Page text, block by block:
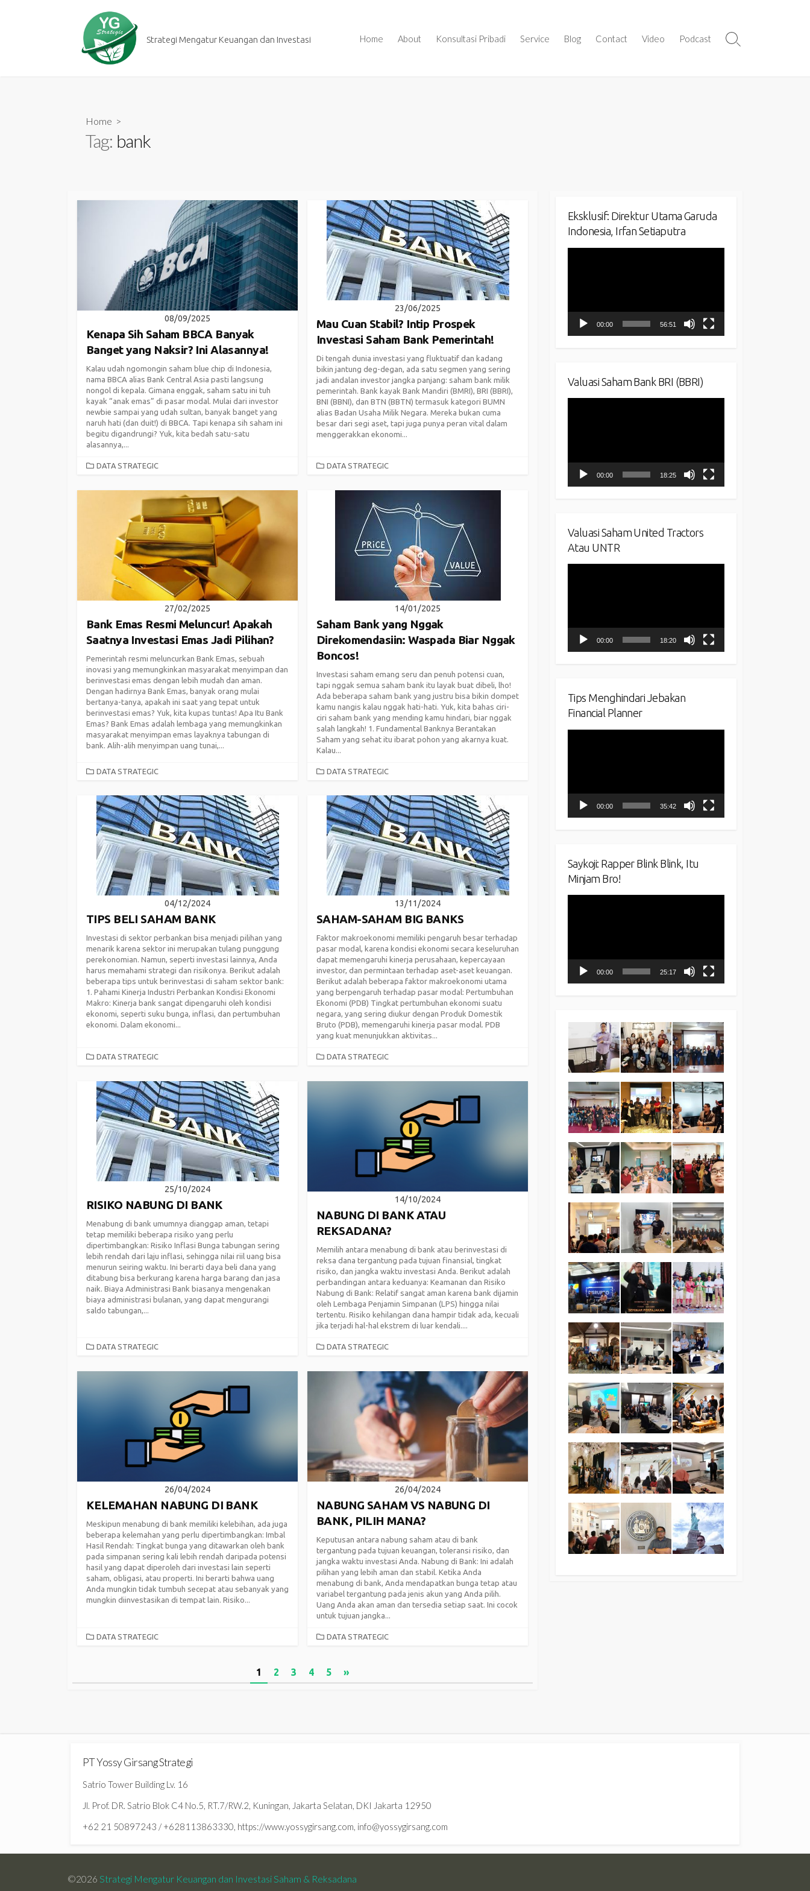
Strategi Mengatur Keuangan dan Investasi Home About Konsultasi Pribadi Service Blog Contact Video Podcast
Search
Home >
Tag: bank
08/09/2025
Kenapa Sih Saham BBCA Banyak
Banget yang Naksir? Ini Alasannya!
Kalau udah ngomongin saham blue chip di Indonesia,
nama BBCA alias Bank Central Asia pasti langsung
nongol di kepala. Gimana enggak, saham satu ini tuh
kayak “anak emas” di pasar modal. Mulai dari investor
newbie sampai yang udah sultan, banyak banget yang
naruh hati (dan duit!) di BBCA. Tapi kenapa sih saham ini
begitu digandrungi? Yuk, kita bedah satu-satu
alasannya,...
CATEGORIES
DATA STRATEGIC
23/06/2025
Mau Cuan Stabil? Intip Prospek
Investasi Saham Bank Pemerintah!
Di tengah dunia investasi yang fluktuatif dan kadang
bikin jantung deg-degan, ada satu segmen yang sering
jadi andalan investor jangka panjang: saham bank milik
pemerintah. Bank kayak Bank Mandiri (BMRI), BRI (BBRI),
BNI (BBNI), dan BTN (BBTN) termasuk kategori BUMN
alias Badan Usaha Milik Negara. Mereka bukan cuma
besar dari segi aset, tapi juga punya peran vital dalam
menggerakkan ekonomi...
CATEGORIES
DATA STRATEGIC
27/02/2025
Bank Emas Resmi Meluncur! Apakah
Saatnya Investasi Emas Jadi Pilihan?
Pemerintah resmi meluncurkan Bank Emas, sebuah
inovasi yang memungkinkan masyarakat menyimpan dan
berinvestasi emas dengan lebih mudah dan aman.
Dengan hadirnya Bank Emas, banyak orang mulai
bertanya-tanya, apakah ini saat yang tepat untuk
berinvestasi emas? Yuk, kita kupas tuntas! Apa Itu Bank
Emas? Bank Emas adalah lembaga yang memungkinkan
masyarakat menyimpan emas layaknya tabungan di
bank. Alih-alih menyimpan uang tunai,...
CATEGORIES
DATA STRATEGIC
14/01/2025
Saham Bank yang Nggak
Direkomendasiin: Waspada Biar Nggak
Boncos!
Investasi saham emang seru dan penuh potensi cuan,
tapi nggak semua saham bank itu layak buat dibeli, lho!
Ada beberapa saham bank yang justru bisa bikin dompet
kamu nangis kalau nggak hati-hati. Yuk, kita bahas ciri-
ciri saham bank yang mending kamu hindari, biar nggak
salah langkah! 1. Fundamental Banknya Berantakan
Saham yang sehat itu ibarat pohon yang akarnya kuat.
Kalau...
CATEGORIES
DATA STRATEGIC
04/12/2024
TIPS BELI SAHAM BANK
Investasi di sektor perbankan bisa menjadi pilihan yang
menarik karena sektor ini merupakan tulang punggung
perekonomian. Namun, seperti investasi lainnya, Anda
harus memahami strategi dan risikonya. Berikut adalah
beberapa tips untuk berinvestasi di saham sektor bank:
1. Pahami Kinerja Industri Perbankan Kondisi Ekonomi
Makro: Kinerja bank sangat dipengaruhi oleh kondisi
ekonomi, seperti suku bunga, inflasi, dan pertumbuhan
ekonomi. Dalam ekonomi...
CATEGORIES
DATA STRATEGIC
13/11/2024
SAHAM-SAHAM BIG BANKS
Faktor makroekonomi memiliki pengaruh besar terhadap
pasar modal, karena kondisi ekonomi secara keseluruhan
dapat memengaruhi kinerja perusahaan, kepercayaan
investor, dan permintaan terhadap aset-aset keuangan.
Berikut adalah beberapa faktor makroekonomi utama
yang berpengaruh terhadap pasar modal: Pertumbuhan
Ekonomi (PDB) Tingkat pertumbuhan ekonomi suatu
negara, yang sering diukur dengan Produk Domestik
Bruto (PDB), memengaruhi kinerja pasar modal. PDB
yang kuat menunjukkan aktivitas...
CATEGORIES
DATA STRATEGIC
25/10/2024
RISIKO NABUNG DI BANK
Menabung di bank umumnya dianggap aman, tetapi
tetap memiliki beberapa risiko yang perlu
dipertimbangkan: Risiko Inflasi Bunga tabungan sering
lebih rendah dari laju inflasi, sehingga nilai riil uang bisa
menurun seiring waktu. Ini berarti daya beli dana yang
ditabung bisa berkurang karena harga barang dan jasa
naik. Biaya Administrasi Bank biasanya mengenakan
biaya administrasi bulanan, yang dapat mengurangi
saldo tabungan,...
CATEGORIES
DATA STRATEGIC
14/10/2024
NABUNG DI BANK ATAU
REKSADANA?
Memilih antara menabung di bank atau berinvestasi di
reksa dana tergantung pada tujuan finansial, tingkat
risiko, dan jangka waktu investasi Anda. Berikut adalah
perbandingan antara keduanya: Keamanan dan Risiko
Nabung di Bank: Relatif sangat aman karena bank dijamin
oleh Lembaga Penjamin Simpanan (LPS) hingga nilai
tertentu. Risiko kehilangan dana hampir tidak ada, kecuali
jika terjadi hal-hal ekstrem di luar kendali....
CATEGORIES
DATA STRATEGIC
26/04/2024
KELEMAHAN NABUNG DI BANK
Meskipun menabung di bank memiliki kelebihan, ada juga
beberapa kelemahan yang perlu dipertimbangkan: Imbal
Hasil Rendah: Tingkat bunga yang ditawarkan oleh bank
pada simpanan sering kali lebih rendah daripada potensi
hasil yang dapat diperoleh dari investasi lain seperti
saham, obligasi, atau properti. Ini berarti bahwa uang
Anda mungkin tidak tumbuh secepat atau sebanyak yang
mungkin diinvestasikan di tempat lain. Risiko...
CATEGORIES
DATA STRATEGIC
26/04/2024
NABUNG SAHAM VS NABUNG DI
BANK, PILIH MANA?
Keputusan antara nabung saham atau di bank
tergantung pada tujuan keuangan, toleransi risiko, dan
jangka waktu investasi Anda. Nabung di Bank: Ini adalah
pilihan yang lebih aman dan stabil. Ketika Anda
menabung di bank, Anda mendapatkan bunga tetap atau
variabel tergantung pada jenis akun yang Anda pilih.
Uang Anda akan aman dan tersedia setiap saat. Ini cocok
untuk tujuan jangka...
CATEGORIES
DATA STRATEGIC
1 2 3 4 5 »
Eksklusif: Direktur Utama Garuda
Indonesia, Irfan Setiaputra
00:00 56:51
Valuasi Saham Bank BRI (BBRI)
00:00 18:25
Valuasi Saham United Tractors
Atau UNTR
00:00 18:20
Tips Menghindari Jebakan
Financial Planner
00:00 35:42
Saykoji: Rapper Blink Blink, Itu
Minjam Bro!
00:00 25:17
PT Yossy Girsang Strategi
Satrio Tower Building Lv. 16
Jl. Prof. DR. Satrio Blok C4 No.5, RT.7/RW.2, Kuningan, Jakarta Selatan, DKI Jakarta 12950
+62 21 50897243 / +628113863330, https://www.yossygirsang.com, info@yossygirsang.com
©2026 Strategi Mengatur Keuangan dan Investasi Saham & Reksadana